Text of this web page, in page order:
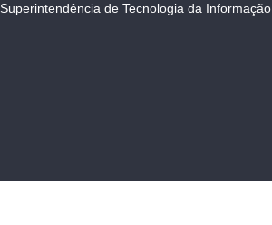
Superintendência de Tecnologia da Informação